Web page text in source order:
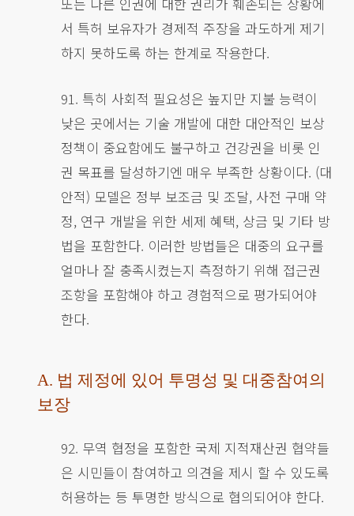
서 특허 보유자가 경제적 주장을 과도하게 제기
하지 못하도록 하는 한계로 작용한다.
91. 특히 사회적 필요성은 높지만 지불 능력이
낮은 곳에서는 기술 개발에 대한 대안적인 보상
정책이 중요함에도 불구하고 건강권을 비롯 인
권 목표를 달성하기엔 매우 부족한 상황이다. (대
안적) 모델은 정부 보조금 및 조달, 사전 구매 약
정, 연구 개발을 위한 세제 혜택, 상금 및 기타 방
법을 포함한다. 이러한 방법들은 대중의 요구를
얼마나 잘 충족시켰는지 측정하기 위해 접근권
조항을 포함해야 하고 경험적으로 평가되어야
한다.
A. 법 제정에 있어 투명성 및 대중참여의
보장
92. 무역 협정을 포함한 국제 지적재산권 협약들
은 시민들이 참여하고 의견을 제시 할 수 있도록
허용하는 등 투명한 방식으로 협의되어야 한다.